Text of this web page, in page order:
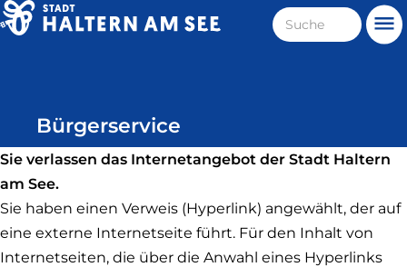
Direkt
zum
Suche
Bürgerservice
Sie verlassen das Internetangebot der Stadt Haltern
am See.
Sie haben einen Verweis (Hyperlink) angewählt, der auf
eine externe Internetseite führt. Für den Inhalt von
Internetseiten, die über die Anwahl eines Hyperlinks